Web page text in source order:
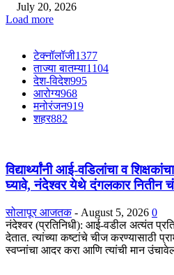
July 20, 2026
Load more
टेक्नॉलॉजी1377
ताज्या बातम्या1104
देश-विदेश995
आरोग्य968
मनोरंजन919
शहर882
विद्यार्थ्यांनी आई-वडिलांचा व
घ्यावे, नंदेश्वर येथे दंगलकार नितीन
सोलापूर आजतक - August 5, 2026 0
नंदेश्वर (प्रतिनिधी): आई-वडील अत्यंत
देतात. त्यांच्या कष्टांचे चीज करण्यासाठी
स्वप्नांचा आदर करा आणि त्यांची मान